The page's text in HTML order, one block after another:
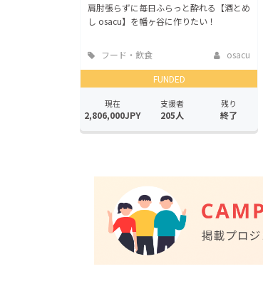
肩肘張らずに毎日ふらっと酔れる【酒とめ
し osacu】を幡ヶ谷に作りたい！
フード・飲食
店
osacu
FUNDED
現在
2,806,000JPY
支援者
205人
残り
終了